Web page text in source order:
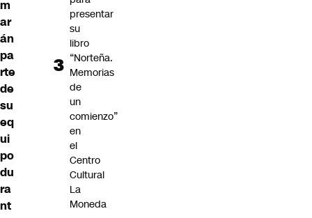
m
ar
án
pa
rte
de
su
eq
ui
po
du
ra
nt
presentar
su
libro
“Norteña.
Memorias
de
un
comienzo”
en
el
Centro
Cultural
La
Moneda